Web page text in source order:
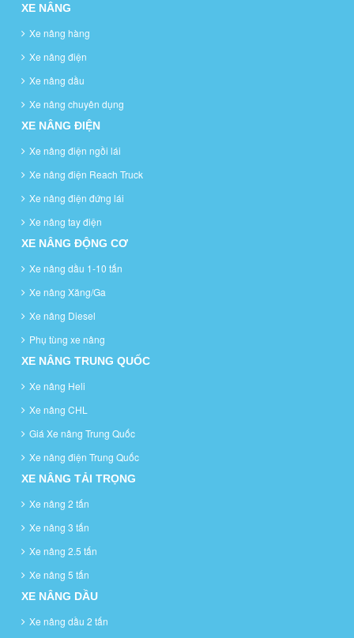
XE NÂNG
Xe nâng hàng
Xe nâng điện
Xe nâng dầu
Xe nâng chuyên dụng
XE NÂNG ĐIỆN
Xe nâng điện ngồi lái
Xe nâng điện Reach Truck
Xe nâng điện đứng lái
Xe nâng tay điện
XE NÂNG ĐỘNG CƠ
Xe nâng dầu 1-10 tấn
Xe nâng Xăng/Ga
Xe nâng Diesel
Phụ tùng xe nâng
XE NÂNG TRUNG QUỐC
Xe nâng Heli
Xe nâng CHL
Giá Xe nâng Trung Quốc
Xe nâng điện Trung Quốc
XE NÂNG TẢI TRỌNG
Xe nâng 2 tấn
Xe nâng 3 tấn
Xe nâng 2.5 tấn
Xe nâng 5 tấn
XE NÂNG DẦU
Xe nâng dầu 2 tấn